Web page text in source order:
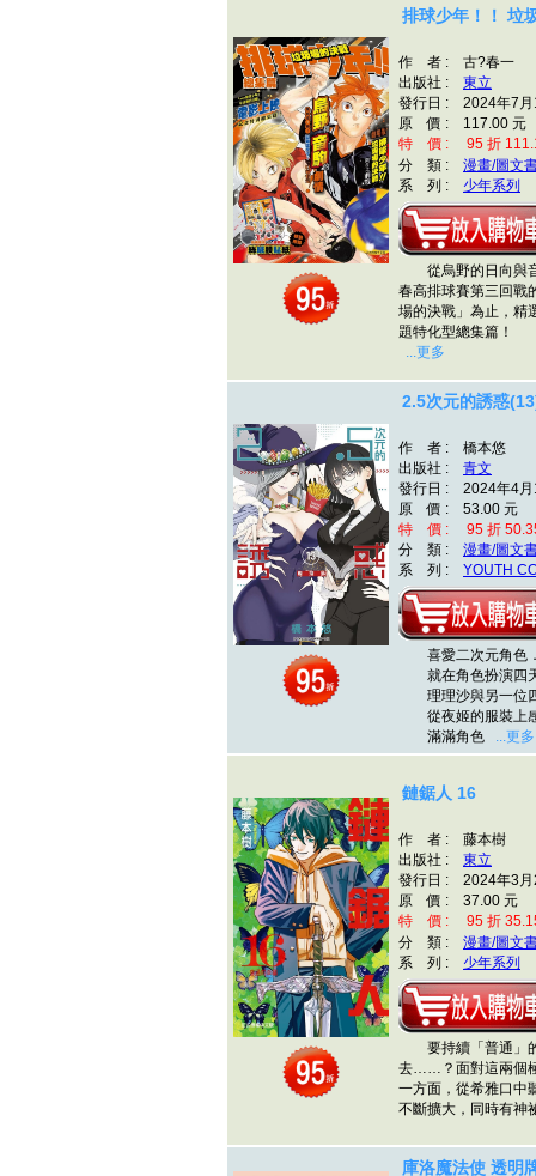
排球少年！！ 垃
作 者 : 古?春一
出版社 : 東立
發行日 : 2024年7月
原 價 : 117.00 元
特 價 : 95 折
分 類 : 漫畫/圖文
系 列 : 少年系列
從烏野的日向與音
春高排球賽第三回戰
場的決戰」為止，精
題特化型總集篇！
...更多
2.5次元的誘惑
作 者 : 橋本悠
出版社 : 青文
發行日 : 2024年4月
原 價 : 53.00 元
特 價 : 95 折
分 類 : 漫畫/圖文
系 列 : YOUTH
喜愛二次元角色
就在角色扮演四天
理理沙與另一位四
從夜姬的服裝上
滿滿角色 ...更多
鏈鋸人 16
作 者 : 藤本樹
出版社 : 東立
發行日 : 2024年3月
原 價 : 37.00 元
特 價 : 95 折
分 類 : 漫畫/圖文
系 列 : 少年系列
要持續「普通」的
去……？面對這兩個
一方面，從希雅口中
不斷擴大，同時有
庫洛魔法使 透明